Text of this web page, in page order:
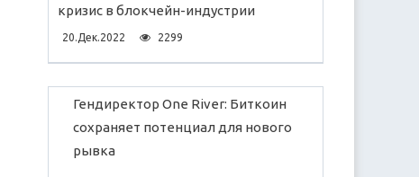
кризис в блокчейн-индустрии
20.Дек.2022 2299
Гендиректор One River: Биткоин
сохраняет потенциал для нового
рывка